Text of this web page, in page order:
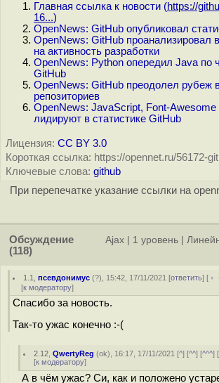
Главная ссылка к новости (https://
16...)
OpenNews: GitHub опубликовал
OpenNews: GitHub проанализировал
на активность разработки
OpenNews: Python опередил Java по
GitHub
OpenNews: GitHub преодолел рубеж
репозиториев
OpenNews: JavaScript, Font-
лидируют в статистике GitHub
Лицензия: CC BY 3.0
Короткая ссылка: https://opennet.ru/56172-
Ключевые слова: github
При перепечатке указание ссылки на
Обсуждение
(118)
Ajax 1 уровень
1.1 ,псевдонимус (?), 15:42, 17/11/2021 [ответить] [
[к модератору]
Спасибо за новость.
Так-то ужас конечно :-(
2.12 ,QwertyReg (ok), 16:17, 17/11/2021 [^] [^^] [^^^] [
[к модератору]
А в чём ужас? Си, как и положено